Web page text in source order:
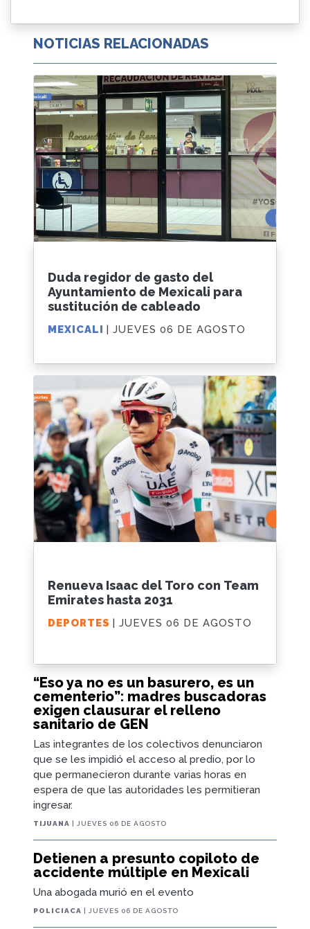
NOTICIAS RELACIONADAS
“Eso ya no es un basurero, es un
cementerio”: madres buscadoras
exigen clausurar el relleno
sanitario de GEN
Las integrantes de los colectivos denunciaron
que se les impidió el acceso al predio, por lo
que permanecieron durante varias horas en
espera de que las autoridades les permitieran
ingresar.
TIJUANA | JUEVES 06 DE AGOSTO
Detienen a presunto copiloto de
accidente múltiple en Mexicali
Una abogada murió en el evento
POLICIACA | JUEVES 06 DE AGOSTO
Duda regidor de gasto del
Ayuntamiento de Mexicali para
sustitución de cableado
MEXICALI | JUEVES 06 DE AGOSTO
Renueva Isaac del Toro con Team
Emirates hasta 2031
DEPORTES | JUEVES 06 DE AGOSTO